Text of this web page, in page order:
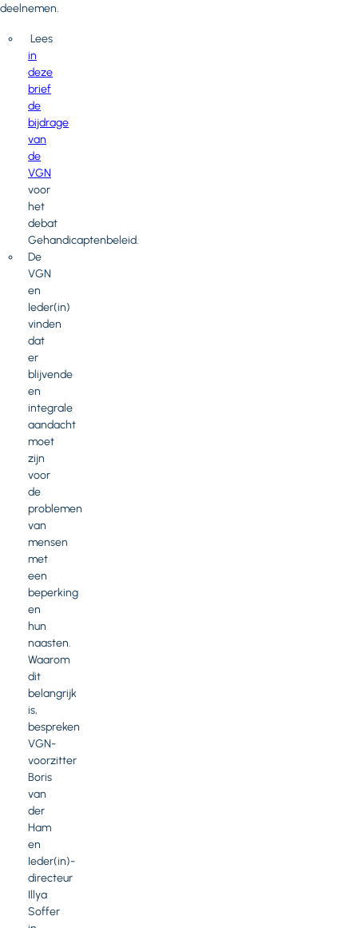
deelnemen.
Lees
in
deze
brief
de
bijdrage
van
de
VGN
voor
het
debat
Gehandicaptenbeleid.
De
VGN
en
Ieder(in)
vinden
dat
er
blijvende
en
integrale
aandacht
moet
zijn
voor
de
problemen
van
mensen
met
een
beperking
en
hun
naasten.
Waarom
dit
belangrijk
is,
bespreken
VGN-
voorzitter
Boris
van
der
Ham
en
Ieder(in)-
directeur
Illya
Soffer